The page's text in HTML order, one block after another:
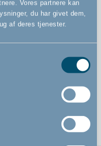
Vores partnere kan
du har givet dem,
af deres tjenester.